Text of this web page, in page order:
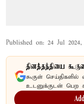
Published on: 24 Jul
தினத்தந்தியை
கூகுள்
உடனுக்குடன் பெற